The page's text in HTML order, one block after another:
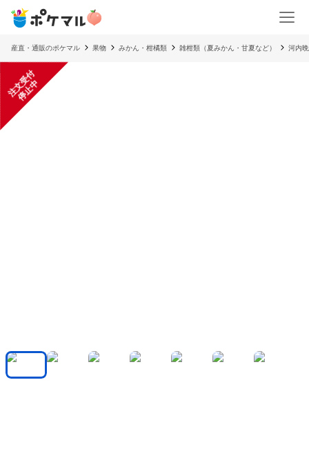
産直・通販のポケマル 果物 みかん・柑橘類 雑柑類（夏みかん・甘夏など） 河内
注
文
受
付
停
止
中